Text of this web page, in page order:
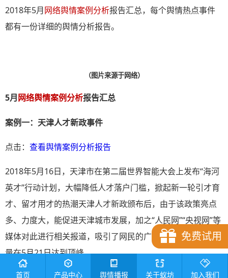
2018年5月网络舆情案例分析报告汇总，每个舆情热点事件
都有一份详细的舆情分析报告。
（图片来源于网络）
5月网络舆情案例分析报告汇总
案例一：天津人才新政事件
点击： 查看舆情案例分析报告
2018年5月16日，天津市在第二届世界智能大会上发布“海河
英才”行动计划，大幅降低人才落户门槛，掀起新一轮引才育
才、留才用才的热潮天津人才新政颁布后，由于该政策亮点
多、力度大，能促进天津城市发展，加之“人民网”“央视网”等
媒体对此进行相关报道，吸引了网民的广泛关注，相关舆情
量在5月21日达到顶峰。
免费试用
首页 产品中心 舆情播报 关于蚁坊 加入我们